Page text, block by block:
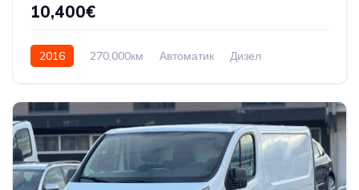
10,400€
2016 270,000км Автоматик
Дизел